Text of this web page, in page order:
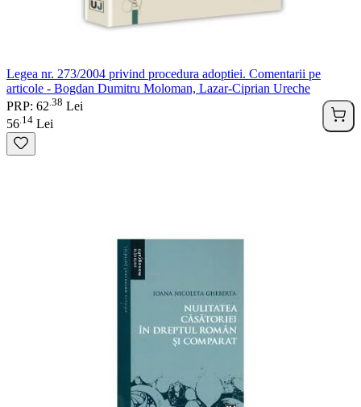
Legea nr. 273/2004 privind procedura adoptiei. Comentarii pe
articole - Bogdan Dumitru Moloman, Lazar-Ciprian Ureche
PRP: 62 38 Lei
56 14 Lei